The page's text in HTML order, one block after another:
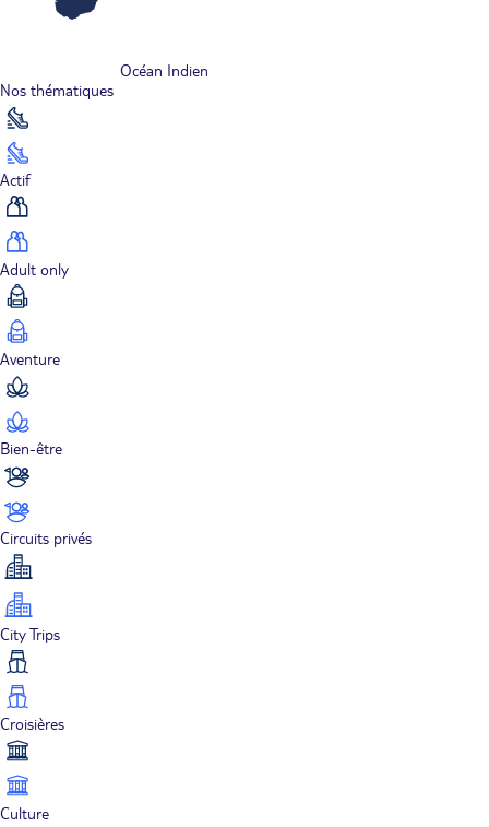
Océan Indien
Nos thématiques
Actif
Adult only
Aventure
Bien-être
Circuits privés
City Trips
Croisières
Culture